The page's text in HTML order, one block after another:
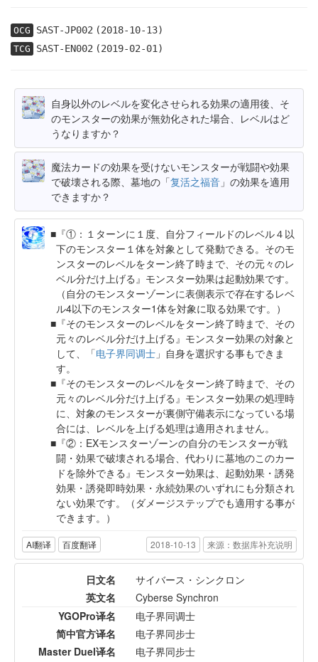
OCG SAST-JP002(2018-10-13)
TCG SAST-EN002(2019-02-01)
自身以外のレベルを変化させられる効果の適用後、そ
のモンスターの効果が無効化された場合、レベルはど
うなりますか？
魔法カードの効果を受けないモンスターが戦闘や効果
で破壊される際、墓地の「复活之福音 」の効果を適用
できますか？
『①：１ターンに１度、自分フィールドのレベル４以
下のモンスター１体を対象として発動できる。そのモ
ンスターのレベルをターン終了時まで、その元々のレ
ベル分だけ上げる』モンスター効果は起動効果です。
（自分のモンスターゾーンに表側表示で存在するレベ
ル4以下のモンスター1体を対象に取る効果です。）
『そのモンスターのレベルをターン終了時まで、その
元々のレベル分だけ上げる』モンスター効果の対象と
して、「电子界同调士 」自身を選択する事もできま
す。
『そのモンスターのレベルをターン終了時まで、その
元々のレベル分だけ上げる』モンスター効果の処理時
に、対象のモンスターが裏側守備表示になっている場
合には、レベルを上げる処理は適用されません。
『②：EXモンスターゾーンの自分のモンスターが戦
闘・効果で破壊される場合、代わりに墓地のこのカー
ドを除外できる』モンスター効果は、起動効果・誘発
効果・誘発即時効果・永続効果のいずれにも分類され
ない効果です。（ダメージステップでも適用する事が
できます。）
AI翻译 百度翻译 2018-10-13 来源：数据库补充说明
日文名
サイバース・シンクロン
英文名
Cyberse Synchron
YGOPro译名
电子界同调士
简中官方译名
电子界同步士
Master Duel译名
电子界同步士